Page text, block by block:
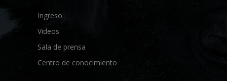
Ingreso
Videos
Sala de prensa
Centro de conocimiento